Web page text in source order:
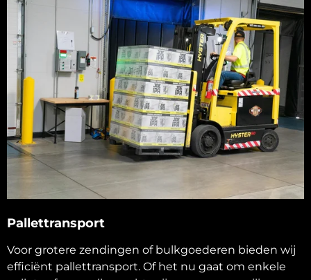
Pallettransport
Voor grotere zendingen of bulkgoederen bieden wij
efficiënt pallettransport. Of het nu gaat om enkele